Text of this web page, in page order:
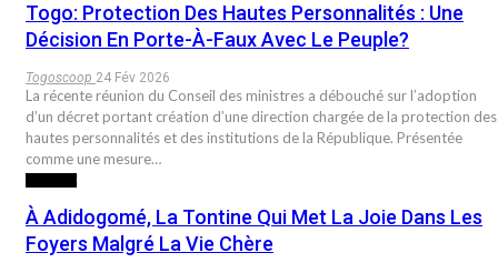
Togo: Protection Des Hautes Personnalités : Une
Décision En Porte-À-Faux Avec Le Peuple?
Togoscoop 24 Fév 2026
La récente réunion du Conseil des ministres a débouché sur l’adoption
d’un décret portant création d’une direction chargée de la protection des
hautes personnalités et des institutions de la République. Présentée
comme une mesure…
À Adidogomé, La Tontine Qui Met La Joie Dans Les
Foyers Malgré La Vie Chère